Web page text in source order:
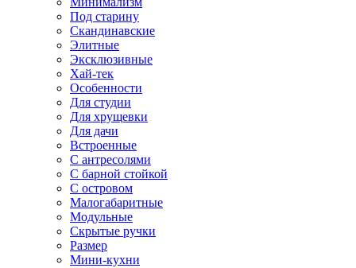
Под старину
Скандинавские
Элитные
Эксклюзивные
Хай-тек
Особенности
Для студии
Для хрущевки
Для дачи
Встроенные
С антресолями
С барной стойкой
С островом
Малогабаритные
Модульные
Скрытые ручки
Размер
Мини-кухни